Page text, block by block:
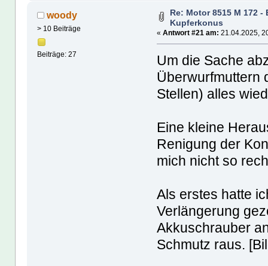
woody
> 10 Beiträge
Beiträge: 27
Re: Motor 8515 M 172
Kupferkonus
«Antwort #21 am: 21.04.2025,
Um die Sache
Überwurfmuttern
Stellen) alles
Eine kleine
Renigung der
mich nicht so
Als erstes hatte
Verlängerung
Akkuschrauber
Schmutz raus.